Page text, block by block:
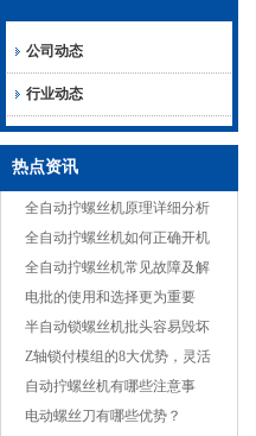
公司动态
行业动态
热点资讯
全自动拧螺丝机原理详细分析
全自动拧螺丝机如何正确开机
全自动拧螺丝机常见故障及解
决方案
电批的使用和选择更为重要
半自动锁螺丝机批头容易毁坏
的原因
Z轴锁付模组的8大优势，灵活
适应多种产品
自动拧螺丝机有哪些注意事
项？
电动螺丝刀有哪些优势？